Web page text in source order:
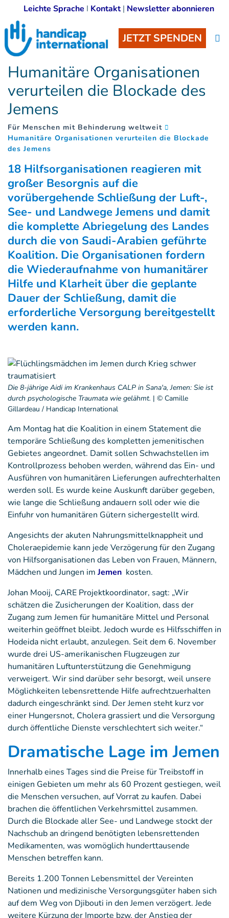
Leichte Sprache I Kontakt| Newsletter abonnieren
JETZT SPENDEN
Humanitäre Organisationen
verurteilen die Blockade des
Jemens
Für Menschen mit Behinderung weltweit
Humanitäre Organisationen verurteilen die Blockade
des Jemens
18 Hilfsorganisationen reagieren mit
großer Besorgnis auf die
vorübergehende Schließung der Luft-,
See- und Landwege Jemens und damit
die komplette Abriegelung des Landes
durch die von Saudi-Arabien geführte
Koalition. Die Organisationen fordern
die Wiederaufnahme von humanitärer
Hilfe und Klarheit über die geplante
Dauer der Schließung, damit die
erforderliche Versorgung bereitgestellt
werden kann.
Die 8-jährige Aidi im Krankenhaus CALP in Sana'a, Jemen: Sie ist
durch psychologische Traumata wie gelähmt. | © Camille
Gillardeau / Handicap International
Am Montag hat die Koalition in einem Statement die
temporäre Schließung des kompletten jemenitischen
Gebietes angeordnet. Damit sollen Schwachstellen im
Kontrollprozess behoben werden, während das Ein- und
Ausführen von humanitären Lieferungen aufrechterhalten
werden soll. Es wurde keine Auskunft darüber gegeben,
wie lange die Schließung andauern soll oder wie die
Einfuhr von humanitären Gütern sichergestellt wird.
Angesichts der akuten Nahrungsmittelknappheit und
Choleraepidemie kann jede Verzögerung für den Zugang
von Hilfsorganisationen das Leben von Frauen, Männern,
Mädchen und Jungen imJemen kosten.
Johan Mooij, CARE Projektkoordinator, sagt: „Wir
schätzen die Zusicherungen der Koalition, dass der
Zugang zum Jemen für humanitäre Mittel und Personal
weiterhin geöffnet bleibt. Jedoch wurde es Hilfsschiffen in
Hodeida nicht erlaubt, anzulegen. Seit dem 6. November
wurde drei US-amerikanischen Flugzeugen zur
humanitären Luftunterstützung die Genehmigung
verweigert. Wir sind darüber sehr besorgt, weil unsere
Möglichkeiten lebensrettende Hilfe aufrechtzuerhalten
dadurch eingeschränkt sind. Der Jemen steht kurz vor
einer Hungersnot, Cholera grassiert und die Versorgung
durch öffentliche Dienste verschlechtert sich weiter.“
Dramatische Lage im Jemen
Innerhalb eines Tages sind die Preise für Treibstoff in
einigen Gebieten um mehr als 60 Prozent gestiegen, weil
die Menschen versuchen, auf Vorrat zu kaufen. Dabei
brachen die öffentlichen Verkehrsmittel zusammen.
Durch die Blockade aller See- und Landwege stockt der
Nachschub an dringend benötigten lebensrettenden
Medikamenten, was womöglich hunderttausende
Menschen betreffen kann.
Bereits 1.200 Tonnen Lebensmittel der Vereinten
Nationen und medizinische Versorgungsgüter haben sich
auf dem Weg von Djibouti in den Jemen verzögert. Jede
weitere Kürzung der Importe bzw. der Anstieg der